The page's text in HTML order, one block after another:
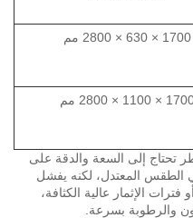
1700 × 630 × 2800 مم
× 1100 × 2800 مم
تحتاج إلى السعة والدقة على
الطقس المعتدل، لكنه يفشل
فترات الإثمار عالية الكثافة،
والرطوبة بسرعة.